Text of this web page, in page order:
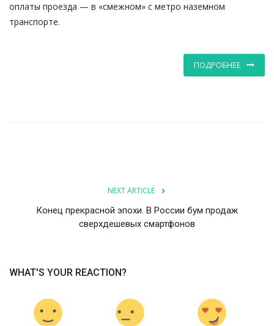
оплаты проезда — в «смежном» с метро наземном
транспорте.
ПОДРОБНЕЕ
NEXT ARTICLE
Конец прекрасной эпохи. В России бум продаж
сверхдешевых смартфонов
WHAT'S YOUR REACTION?